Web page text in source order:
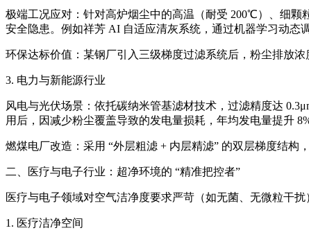
极端工况应对：针对高炉烟尘中的高温（耐受 200℃）、细颗
安全隐患。例如祥芳 AI 自适应清灰系统，通过机器学习动态
环保达标价值：某钢厂引入三级梯度过滤系统后，粉尘排放浓
3. 电力与新能源行业
风电与光伏场景：依托碳纳米管基滤材技术，过滤精度达
用后，因减少粉尘覆盖导致的发电量损耗，年均发电量提升
燃煤电厂改造：采用 “外层粗滤 + 内层精滤” 的双层梯度结构
二、医疗与电子行业：超净环境的 “精准把控者”
医疗与电子领域对空气洁净度要求严苛（如无菌、无微粒干
1. 医疗洁净空间